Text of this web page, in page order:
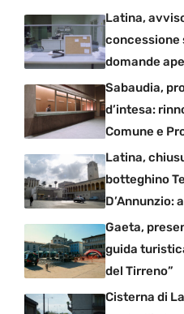
Latina,
concessione
domande
Sabaudia,
d’intesa:
Comune e
Latina,
botteghino
D’Annunzio:
Gaeta,
guida
del Tirreno”
Cisterna di